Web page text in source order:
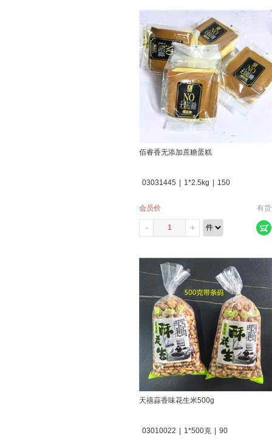
佰睿香无添加蔗糖蛋糕
03031445 | 1*2.5kg | 150
会员价 有货
- +
天禧蒜香味花生米500g
03010022 | 1*500克 | 90